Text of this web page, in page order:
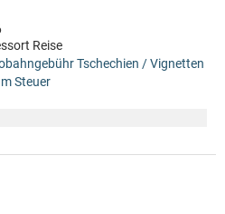
Reise
Tschechien / Vignetten
Steuer